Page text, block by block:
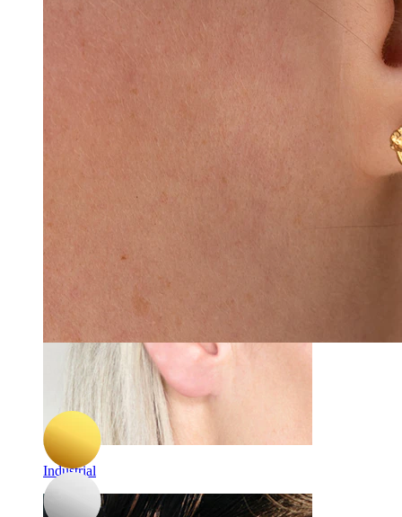
Industrial
Bodymod Trend
Scharnierring mit Kette
11,82 € 13,90 €